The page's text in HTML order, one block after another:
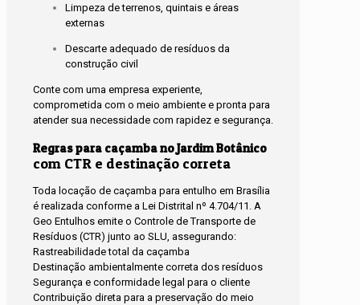
Limpeza de terrenos, quintais e áreas
externas
Descarte adequado de resíduos da
construção civil
Conte com uma empresa experiente,
comprometida com o meio ambiente e pronta para
atender sua necessidade com rapidez e segurança.
Regras para caçamba no Jardim Botânico
com CTR e destinação correta
Toda locação de caçamba para entulho em Brasília
é realizada conforme a Lei Distrital nº 4.704/11. A
Geo Entulhos emite o Controle de Transporte de
Resíduos (CTR) junto ao SLU, assegurando:
Rastreabilidade total da caçamba
Destinação ambientalmente correta dos resíduos
Segurança e conformidade legal para o cliente
Contribuição direta para a preservação do meio